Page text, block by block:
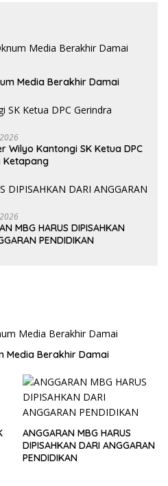
Media Berakhir Damai
Wilyo Kantongi SK Ketua DPC
Ketapang
MBG HARUS DIPISAHKAN
PENDIDIKAN
Media Berakhir Damai
ANGGARAN MBG HARUS
DIPISAHKAN DARI ANGGARAN
PENDIDIKAN